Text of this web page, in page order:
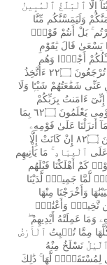
إِلَّا ٱلْبَلَٰغُ ٱلْمُبِينُ
وَلَيَمَسَّنَّكُم مِّنَّا
بَلْ أَنتُمْ قَوْمٌۭ
يَسْعَىٰ قَالَ يَٰقَوْمِ
أَجْرًۭا
وَهُم
تُرْجَعُونَ ٢٢۝ ءَأَتَّخِذُ
عَنِّى شَفَٰعَتُهُمْ شَيْـًۭٔا وَلَا
إِنِّىٓ ءَامَنتُ بِرَبِّكُمْ
يَعْلَمُونَ ٦٢۝ بِمَا
أَنزَلْنَا عَلَىٰ قَوْمِهِۦ
٨٢۝ إِِنْ كَانَتْ
إِلَّا
عَلَى ٱلْعِبَادِ مَا يَأْتِيهِم
كَمْ أَهْلَكْنَا قَبْلَهُم
لَّمَّا جَمِيعٌۭ لَّدَيْنَا
وَأَخْرَجْنَا مِنْهَا
نَّخِيلٍۢ وَأَعْنَٰبٍۢ
وَمَا عَمِلَتْهُ أَيْدِيهِمْ
مِمَّا تُنۢبِتُ ٱلْأَرْضُ
ٱلَّيْلُ نَسْلَخُ مِنْهُ
لِمُسْتَقَرٍّۢ لَّهَا ذَٰلِكَ